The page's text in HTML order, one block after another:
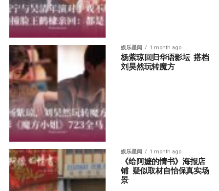
娱乐星闻 1 month ago
杨紫琼回归华语影坛  搭档
刘昊然玩转魔方
娱乐星闻 1 month ago
《给阿嬷的情书》海报店
铺  疑似取材自怡保真实场
景